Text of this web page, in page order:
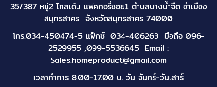
35/387 หมู่2 โกลเด้น แฟคทอรี่ซอย1 ตำบลบางน้ำจืด อำเมือง
สมุทรสาคร จังหวัดสมุทรสาคร 74000
โทร.034-450474-5 แฟ็กซ์ 034-406263 มือถือ 096-
2529955 ,099-5536645 Email :
Sales.homeproduct@gmail.com
เวลาทำการ 8.00-17.00 น. วัน จันทร์-วันเสาร์